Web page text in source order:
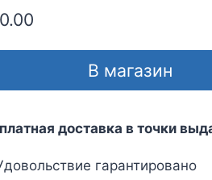
В магазин
доставка в точки
гарантировано